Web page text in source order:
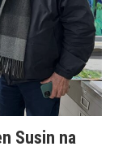
Susin na